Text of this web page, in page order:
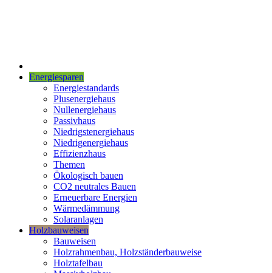
Energiesparen
Energiestandards
Plusenergiehaus
Nullenergiehaus
Passivhaus
Niedrigstenergiehaus
Niedrigenergiehaus
Effizienzhaus
Themen
Ökologisch bauen
CO2 neutrales Bauen
Erneuerbare Energien
Wärmedämmung
Solaranlagen
Holzbauweisen
Bauweisen
Holzrahmenbau, Holzständerbauweise
Holztafelbau